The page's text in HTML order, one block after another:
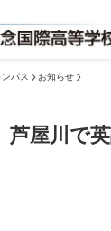
パス お知らせ
芦屋川で